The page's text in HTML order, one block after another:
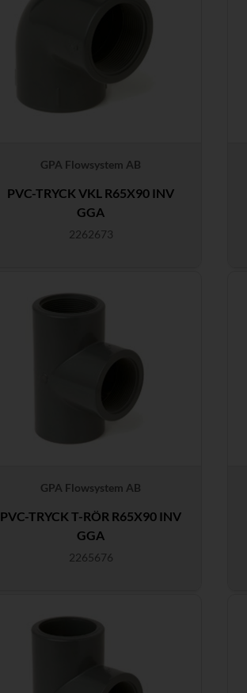
GPA Flowsystem AB
PVC-TRYCK VKL R65X90 INV
GGA
2262673
GPA Flowsystem AB
PVC-TRYCK T-RÖR R65X90 INV
GGA
2265676